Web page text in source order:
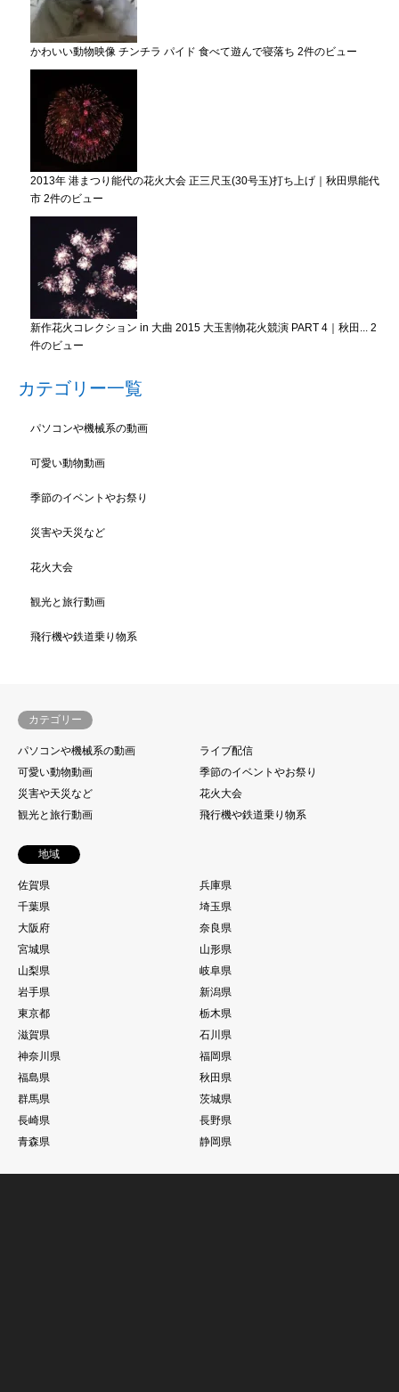
かわいい動物映像 チンチラ パイド 食べて遊んで寝落ち 2件のビュー
2013年 港まつり能代の花火大会 正三尺玉(30号玉)打ち上げ｜秋田県能代
市 2件のビュー
新作花火コレクション in 大曲 2015 大玉割物花火競演 PART 4｜秋田... 2
件のビュー
カテゴリー一覧
パソコンや機械系の動画
可愛い動物動画
季節のイベントやお祭り
災害や天災など
花火大会
観光と旅行動画
飛行機や鉄道乗り物系
カテゴリー
パソコンや機械系の動画
ライブ配信
可愛い動物動画
季節のイベントやお祭り
災害や天災など
花火大会
観光と旅行動画
飛行機や鉄道乗り物系
地域
佐賀県
兵庫県
千葉県
埼玉県
大阪府
奈良県
宮城県
山形県
山梨県
岐阜県
岩手県
新潟県
東京都
栃木県
滋賀県
石川県
神奈川県
福岡県
福島県
秋田県
群馬県
茨城県
長崎県
長野県
青森県
静岡県